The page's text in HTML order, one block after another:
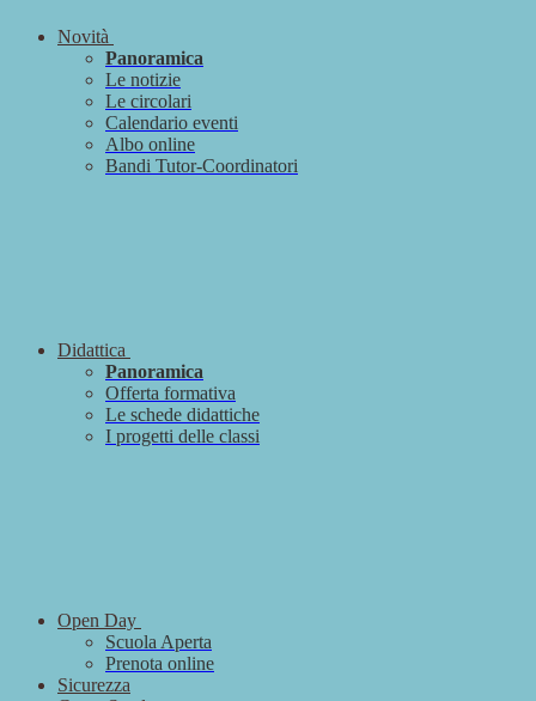
Novità
Panoramica
Le notizie
Le circolari
Calendario eventi
Albo online
Bandi Tutor-Coordinatori
Didattica
Panoramica
Offerta formativa
Le schede didattiche
I progetti delle classi
Open Day
Scuola Aperta
Prenota online
Sicurezza